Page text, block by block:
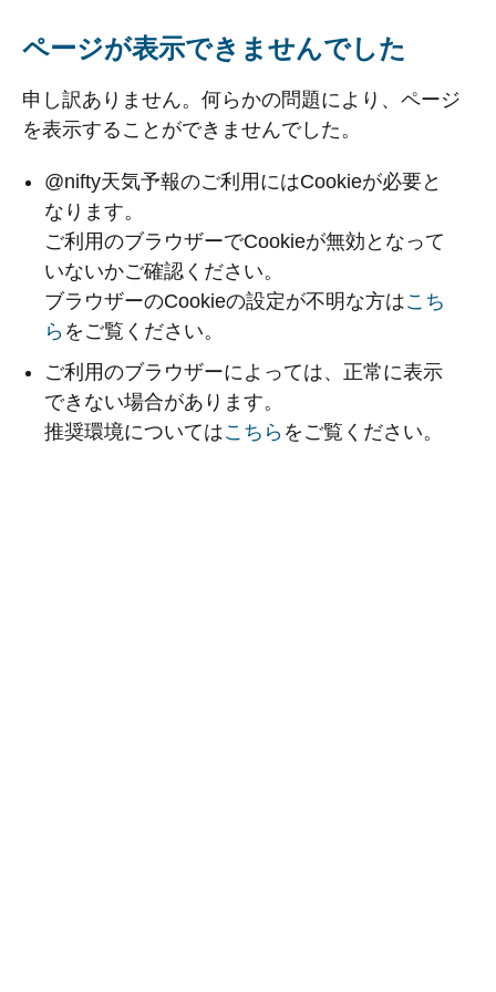
ページが表示できませんでした
申し訳ありません。何らかの問題により、ページ
を表示することができませんでした。
@nifty天気予報のご利用にはCookieが必要と
なります。
ご利用のブラウザーでCookieが無効となって
いないかご確認ください。
ブラウザーのCookieの設定が不明な方はこち
ら をご覧ください。
ご利用のブラウザーによっては、正常に表示
できない場合があります。
推奨環境についてはこちら をご覧ください。